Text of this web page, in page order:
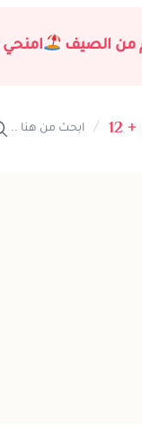
من الصيف
/ ابحث من هنا ..